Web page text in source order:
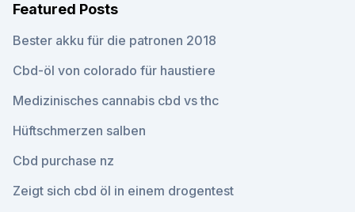
Featured Posts
Bester akku für die patronen 2018
Cbd-öl von colorado für haustiere
Medizinisches cannabis cbd vs thc
Hüftschmerzen salben
Cbd purchase nz
Zeigt sich cbd öl in einem drogentest